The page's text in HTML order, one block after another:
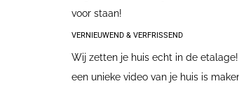
voor staan!
VERNIEUWEND & VERFRISSEND
Wij zetten je huis echt in de
een unieke video van je huis is